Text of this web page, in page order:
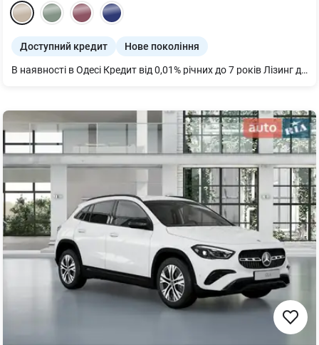
Доступний кредит Нове покоління
В наявності в Одесі Кредит від 0,01% річних до 7 років Лізинг до 5 років Трейд-ін(обмін) на Ваше авто. Доставка в будь яку точку України/Європи.